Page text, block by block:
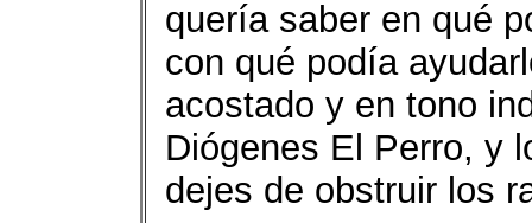
quería saber en qué
con qué podía
acostado y en tono
Diógenes El Perro, y
dejes de obstruir los